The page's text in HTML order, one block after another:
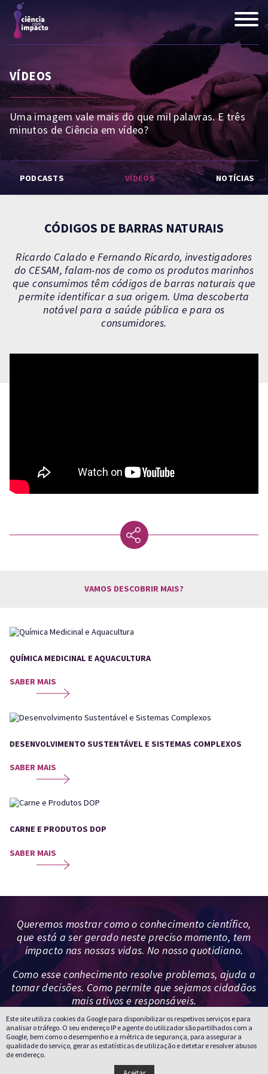
VÍDEOS
Uma imagem vale mais do que mil palavras. E três
minutos de Ciência em vídeo?
PODCASTS VÍDEOS NOTÍCIAS
CÓDIGOS DE BARRAS NATURAIS
Ricardo Calado e Fernando Ricardo, investigadores
do CESAM, falam-nos de como os produtos marinhos
que consumimos têm códigos de barras naturais que
permite identificar a sua origem. Uma descoberta
notável para a saúde pública e para os
consumidores.
VAMOS DESCOBRIR MAIS?
QUÍMICA MEDICINAL E AQUACULTURA
SABER MAIS
DESENVOLVIMENTO SUSTENTÁVEL E SISTEMAS COMPLEXOS
SABER MAIS
CARNE E PRODUTOS DOP
SABER MAIS
Queremos mostrar como o conhecimento científico,
que está a ser gerado neste preciso momento, tem
impacto nas nossas vidas. No nosso quotidiano.
Como esse conhecimento resolve problemas, ajuda a
tomar decisões. Como permite que sejamos cidadãos
mais ativos e responsáveis.
Este site utiliza cookies da Google para disponibilizar os respetivos serviços e para
analisar o tráfego. O seu endereço IP e agente do utilizador são partilhados com a
Google, bem como o desempenho e a métrica de segurança, para assegurar a
qualidade do serviço, gerar as estatísticas de utilização e detetar e resolver abusos
de endereço.